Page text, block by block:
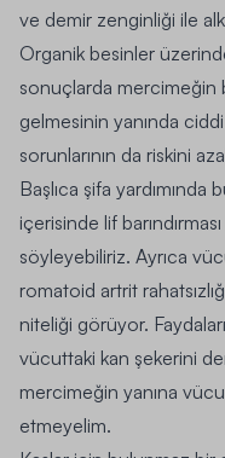
ve demir zenginliği ile
Organik besinler
sonuçlarda mercimeğin
gelmesinin yanında
sorunlarının da riskini
Başlıca şifa yardımında
içerisinde lif
söyleyebiliriz. Ayrıca
romatoid artrit
niteliği görüyor.
vücuttaki kan şekerini
mercimeğin yanına
etmeyelim.